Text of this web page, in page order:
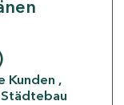
Kunden
Städtebau